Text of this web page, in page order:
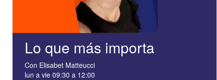
Lo que más importa
Con Elisabet Matteucci
lun a vie 09:30 a 12:00